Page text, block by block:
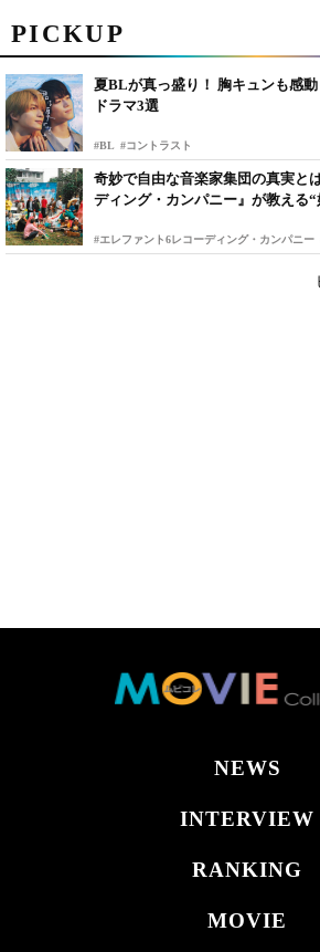
PICKUP
夏BLが真っ盛り！ 胸キュンも感
ドラマ3選
#BL #コントラスト
奇妙で自由な音楽家集団の真実と
ディング・カンパニー』が教える
#エレファント6レコーディング・カンパニー
NEWS
INTERVIEW
RANKING
MOVIE